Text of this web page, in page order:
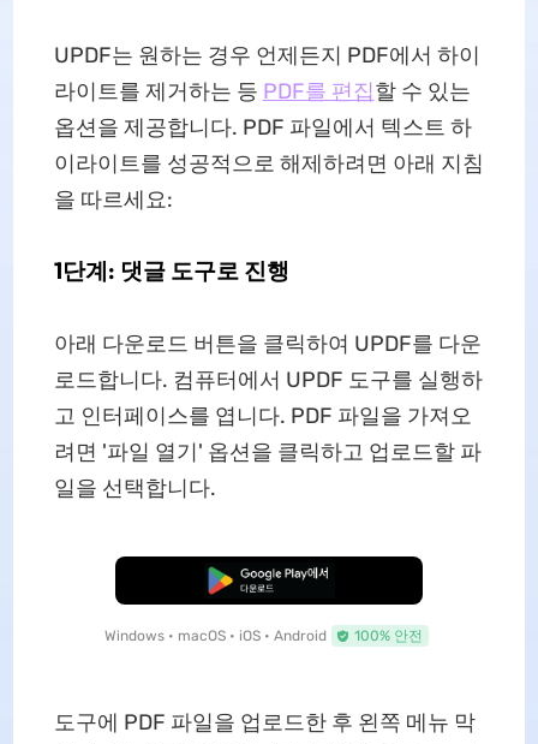
UPDF는 원하는 경우 언제든지 PDF에서 하이
라이트를 제거하는 등 PDF를 편집할 수 있는
옵션을 제공합니다. PDF 파일에서 텍스트 하
이라이트를 성공적으로 해제하려면 아래 지침
을 따르세요:
1단계: 댓글 도구로 진행
아래 다운로드 버튼을 클릭하여 UPDF를 다운
로드합니다. 컴퓨터에서 UPDF 도구를 실행하
고 인터페이스를 엽니다. PDF 파일을 가져오
려면 '파일 열기' 옵션을 클릭하고 업로드할 파
일을 선택합니다.
무료로 다운로드
Windows • macOS • iOS • Android 100% 안전
도구에 PDF 파일을 업로드한 후 왼쪽 메뉴 막